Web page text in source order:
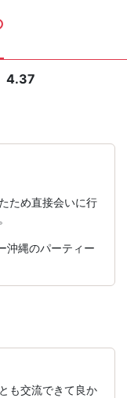
4.37
ため直接会いに行
縄のパーティー
も交流できて良か